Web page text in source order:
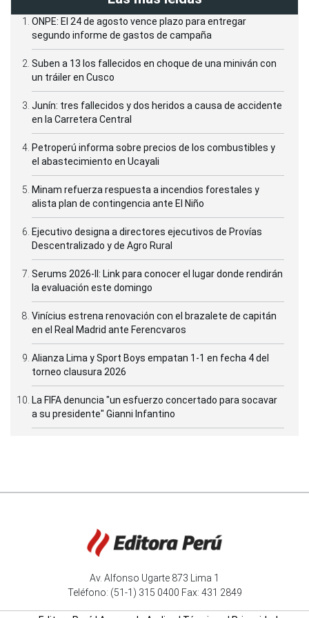
ONPE: El 24 de agosto vence plazo para entregar
segundo informe de gastos de campaña
Suben a 13 los fallecidos en choque de una miniván con
un tráiler en Cusco
Junín: tres fallecidos y dos heridos a causa de accidente
en la Carretera Central
Petroperú informa sobre precios de los combustibles y
el abastecimiento en Ucayali
Minam refuerza respuesta a incendios forestales y
alista plan de contingencia ante El Niño
Ejecutivo designa a directores ejecutivos de Provías
Descentralizado y de Agro Rural
Serums 2026-II: Link para conocer el lugar donde rendirán
la evaluación este domingo
Vinícius estrena renovación con el brazalete de capitán
en el Real Madrid ante Ferencvaros
Alianza Lima y Sport Boys empatan 1-1 en fecha 4 del
torneo clausura 2026
La FIFA denuncia "un esfuerzo concertado para socavar
a su presidente" Gianni Infantino
Av. Alfonso Ugarte 873 Lima 1
Teléfono: (51-1) 315 0400 Fax: 431 2849